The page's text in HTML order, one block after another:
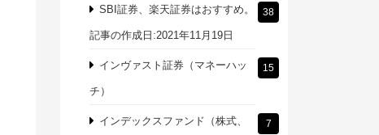
SBI証券、楽天証券はおすすめ。
記事の作成日:2021年11月19日
38
インヴァスト証券（マネーハッ
チ）
15
インデックスファンド（株式、 7